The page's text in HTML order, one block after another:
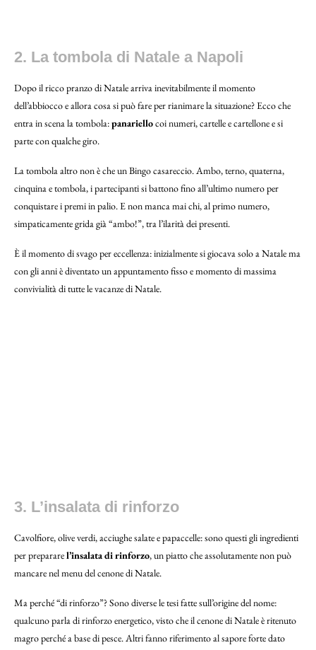
2. La tombola di Natale a Napoli
Dopo il ricco pranzo di Natale arriva inevitabilmente il momento
dell’abbiocco e allora cosa si può fare per rianimare la situazione? Ecco che
entra in scena la tombola:panariellocoi numeri, cartelle e cartellone e si
parte con qualche giro.
La tombola altro non è che un Bingo casareccio. Ambo, terno, quaterna,
cinquina e tombola, i partecipanti si battono fino all’ultimo numero per
conquistare i premi in palio. E non manca mai chi, al primo numero,
simpaticamente grida già “ambo!”, tra l’ilarità dei presenti.
È il momento di svago per eccellenza: inizialmente si giocava solo a Natale ma
con gli anni è diventato un appuntamento fisso e momento di massima
convivialità di tutte le vacanze di Natale.
3. L’insalata di rinforzo
Cavolfiore, olive verdi, acciughe salate e papaccelle: sono questi gli ingredienti
per prepararel’insalata di rinforzo, un piatto che assolutamente non può
mancare nel menu del cenone di Natale.
Ma perché “di rinforzo”? Sono diverse le tesi fatte sull’origine del nome:
qualcuno parla di rinforzo energetico, visto che il cenone di Natale è ritenuto
magro perché a base di pesce. Altri fanno riferimento al sapore forte dato